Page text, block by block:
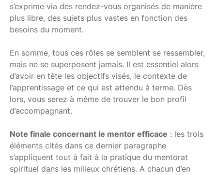
s’exprime via des rendez-vous organisés de manière
plus libre, des sujets plus vastes en fonction des
besoins du moment.
En somme, tous ces rôles se semblent se ressembler,
mais ne se superposent jamais. Il est essentiel alors
d’avoir en tête les objectifs visés, le contexte de
l’apprentissage et ce qui est attendu à terme. Dès
lors, vous serez à même de trouver le bon profil
d’accompagnant.
Note finale concernant le mentor efficace : les trois
éléments cités dans ce dernier paragraphe
s’appliquent tout à fait à la pratique du mentorat
spirituel dans les milieux chrétiens. A chacun d’en